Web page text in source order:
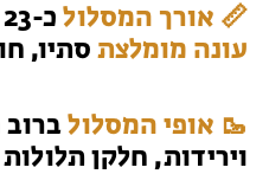
📏 אורך המסלול כ-23 ק"מ.
עונה מומלצת סתיו,
🥾 אופי המסלול ברוב
וירידות, חלקן